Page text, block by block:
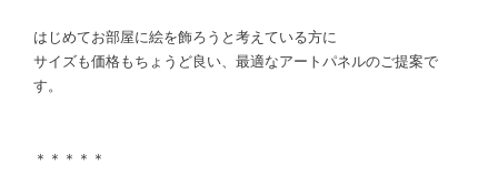
はじめてお部屋に絵を飾ろうと考えている方に
サイズも価格もちょうど良い、最適なアートパネルのご提案で
す。
＊＊＊＊＊